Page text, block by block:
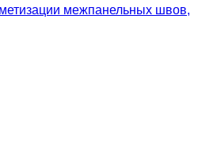
межпанельных швов,